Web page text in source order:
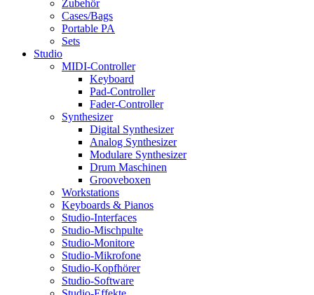
Zubehör
Cases/Bags
Portable PA
Sets
Studio
MIDI-Controller
Keyboard
Pad-Controller
Fader-Controller
Synthesizer
Digital Synthesizer
Analog Synthesizer
Modulare Synthesizer
Drum Maschinen
Grooveboxen
Workstations
Keyboards & Pianos
Studio-Interfaces
Studio-Mischpulte
Studio-Monitore
Studio-Mikrofone
Studio-Kopfhörer
Studio-Software